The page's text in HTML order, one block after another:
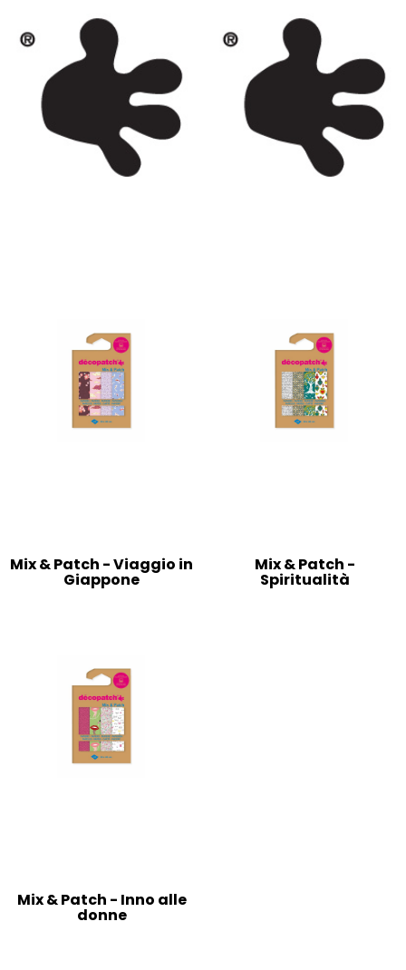
Mix & Patch - Viaggio in
Giappone
Mix & Patch -
Spiritualità
Mix & Patch - Inno alle
donne